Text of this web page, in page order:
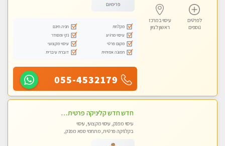
לפרטים
נוספים
עיסוי במרכז
ראשון לציון
פרימיום
מקלחת
חניה חינם
עיסוי מרגיע
נקי ומסודר
מקום פרטי
עיסוי מקצועי
תמונה אמיתית
דוברת עיברית
055-4532179
חדש חדש קליניקה פרטית לבריאות הגוף לעיסוי מקצועי ומפנק -שעות עבודה -10:00-23:00- ללא מין !!
עיסוי מפנק, עיסוי מקצועי, עיסוי
בקלניקה פרטית, מתחמי ספא מפנק,